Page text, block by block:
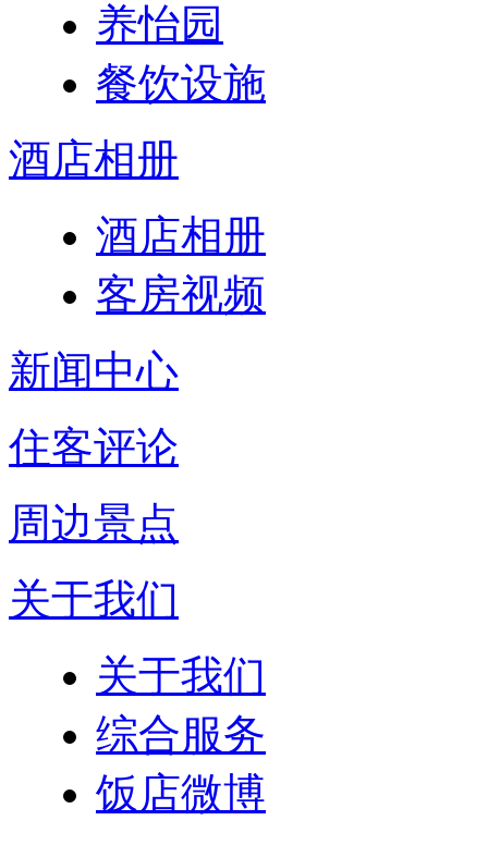
养怡园
餐饮设施
酒店相册
酒店相册
客房视频
新闻中心
住客评论
周边景点
关于我们
关于我们
综合服务
饭店微博